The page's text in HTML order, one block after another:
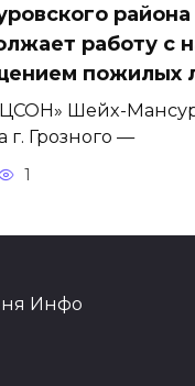
района
работу с
пожилых
Шейх-
г. Грозного —
1
Инфо